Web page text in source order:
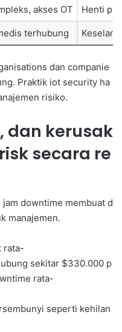
akses OT Henti
terhubung
dan companie
Praktik iot security ha
risiko.
dan kerusak
secara re
downtime membuat d
manajemen.
rata-
sekitar $330.000 p
rata-
seperti kehilan